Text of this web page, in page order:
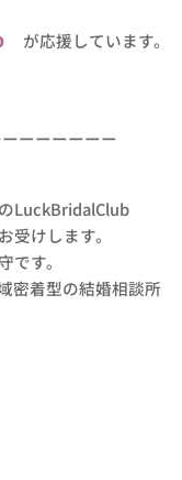
が応援しています。
ーーーーーー
LuckBridalClub
けします。
す。
密着型の結婚相談所